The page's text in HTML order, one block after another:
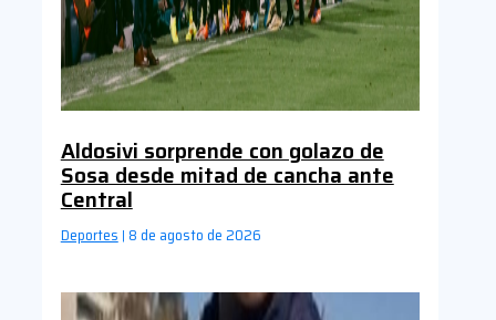
Aldosivi sorprende con golazo de
Sosa desde mitad de cancha ante
Central
Deportes | 8 de agosto de 2026